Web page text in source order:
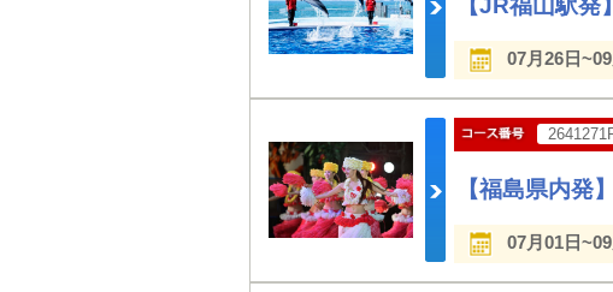
07月26日
【福島県内
07月01日